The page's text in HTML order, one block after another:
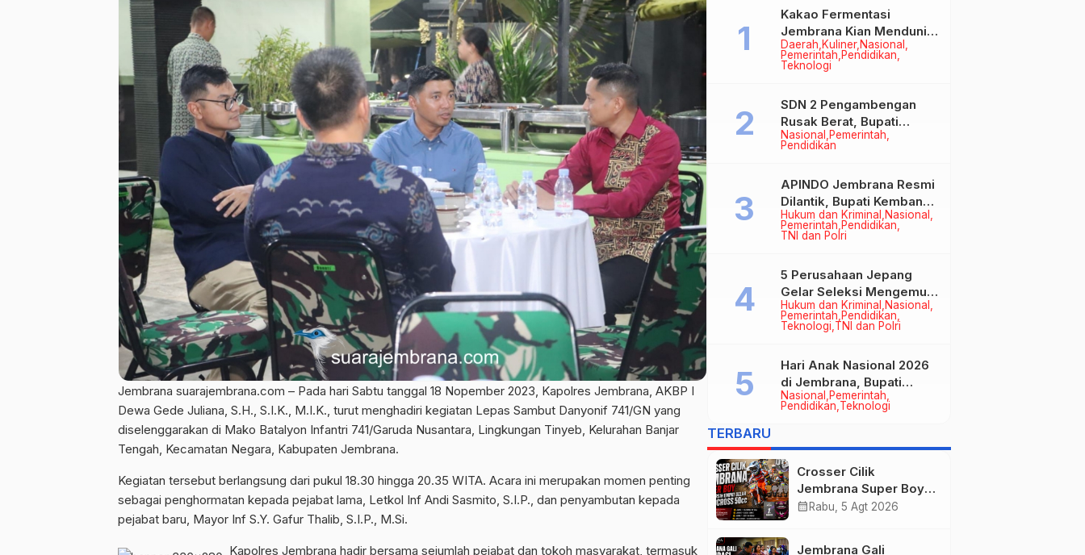
Jembrana suarajembrana.com – Pada hari Sabtu tanggal 18 Nopember 2023, Kapolres Jembrana, AKBP I
Dewa Gede Juliana, S.H., S.I.K., M.I.K., turut menghadiri kegiatan Lepas Sambut Danyonif 741/GN yang
diselenggarakan di Mako Batalyon Infantri 741/Garuda Nusantara, Lingkungan Tinyeb, Kelurahan Banjar
Tengah, Kecamatan Negara, Kabupaten Jembrana.
Kegiatan tersebut berlangsung dari pukul 18.30 hingga 20.35 WITA. Acara ini merupakan momen penting
sebagai penghormatan kepada pejabat lama, Letkol Inf Andi Sasmito, S.I.P., dan penyambutan kepada
pejabat baru, Mayor Inf S.Y. Gafur Thalib, S.I.P., M.Si.
Kapolres Jembrana hadir bersama sejumlah pejabat dan tokoh masyarakat, termasuk
Daerah Kuliner Nasional
Pemerintah Pendidikan
Teknologi
Kakao Fermentasi
Jembrana Kian Mendunia,
Bupati Perkuat Komitmen
pada Standar Mutu dan
Nasional
Pemerintah
Pendidikan
SDN 2 Pengambengan
Rusak Berat, Bupati
Kembang Pastikan
Hukum dan Kriminal
Nasional
Pemerintah Pendidikan
TNI dan Polri
APINDO Jembrana Resmi
Dilantik, Bupati Kembang
Minta Pengusaha Jadi
Motor Penggerak
Hukum dan Kriminal
Nasional
Pemerintah Pendidikan
Teknologi TNI dan Polri
5 Perusahaan Jepang
Gelar Seleksi Mengemudi
di Jembrana, Buka
Peluang Kerja bagi Calon
Nasional
Pemerintah
Pendidikan Teknologi
Hari Anak Nasional 2026
di Jembrana, Bupati
Kembang Tegaskan
Pentingnya Karakter dan
TERBARU
Crosser Cilik
Jembrana Super Boy
Sapu Bersih Empat
calendar_month Rabu, 5 Agt 2026
Jembrana Gali